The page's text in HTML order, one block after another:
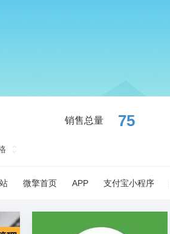
销售总量 75
微擎首页 APP 支付宝小程序